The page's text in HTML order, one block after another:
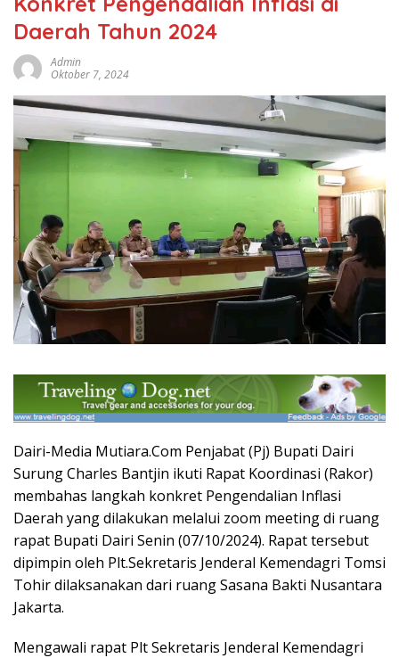
Daerah Tahun 2024
Admin
Oktober 7, 2024
Dairi-Media Mutiara.Com Penjabat (Pj) Bupati Dairi
Surung Charles Bantjin ikuti Rapat Koordinasi (Rakor)
membahas langkah konkret Pengendalian Inflasi
Daerah yang dilakukan melalui zoom meeting di ruang
rapat Bupati Dairi Senin (07/10/2024). Rapat tersebut
dipimpin oleh Plt.Sekretaris Jenderal Kemendagri Tomsi
Tohir dilaksanakan dari ruang Sasana Bakti Nusantara
Jakarta.
Mengawali rapat Plt Sekretaris Jenderal Kemendagri